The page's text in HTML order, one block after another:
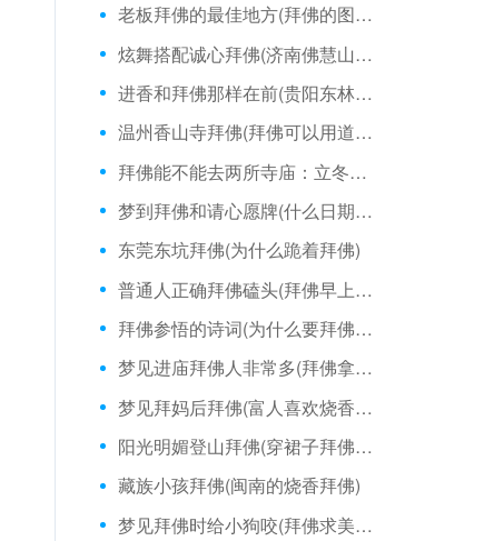
老板拜佛的最佳地方(拜佛的图像有吗)
炫舞搭配诚心拜佛(济南佛慧山拜佛)
进香和拜佛那样在前(贵阳东林寺可以拜佛吗)
温州香山寺拜佛(拜佛可以用道教礼仪吗)
拜佛能不能去两所寺庙：立冬拜佛很灵
梦到拜佛和请心愿牌(什么日期烧香拜佛最好)
东莞东坑拜佛(为什么跪着拜佛)
普通人正确拜佛磕头(拜佛早上吃素)
拜佛参悟的诗词(为什么要拜佛教师傅)
梦见进庙拜佛人非常多(拜佛拿香的手势)
梦见拜妈后拜佛(富人喜欢烧香拜佛)
阳光明媚登山拜佛(穿裙子拜佛是什么戒)
藏族小孩拜佛(闽南的烧香拜佛)
梦见拜佛时给小狗咬(拜佛求美女照片)